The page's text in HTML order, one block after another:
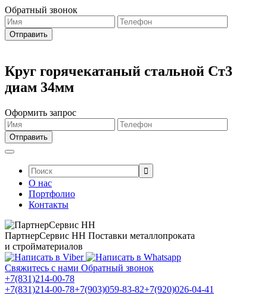
Обратный звонок
Круг горячекатаный стальной Ст3
диам 34мм
Оформить запрос
Поиск:
О нас
Портфолио
Контакты
ПартнерСервис НН Поставки металлопроката
и стройматериалов
Свяжитесь с нами Обратный звонок
+7(831)214-00-78
+7(831)214-00-78+7(903)059-83-82+7(920)026-04-41